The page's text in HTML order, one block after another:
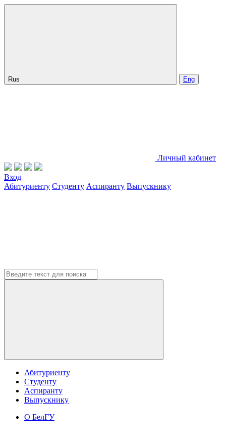
Rus Eng
Личный кабинет
Вход
Абитуриенту Студенту Аспиранту Выпускнику
Абитуриенту
Студенту
Аспиранту
Выпускнику
О БелГУ